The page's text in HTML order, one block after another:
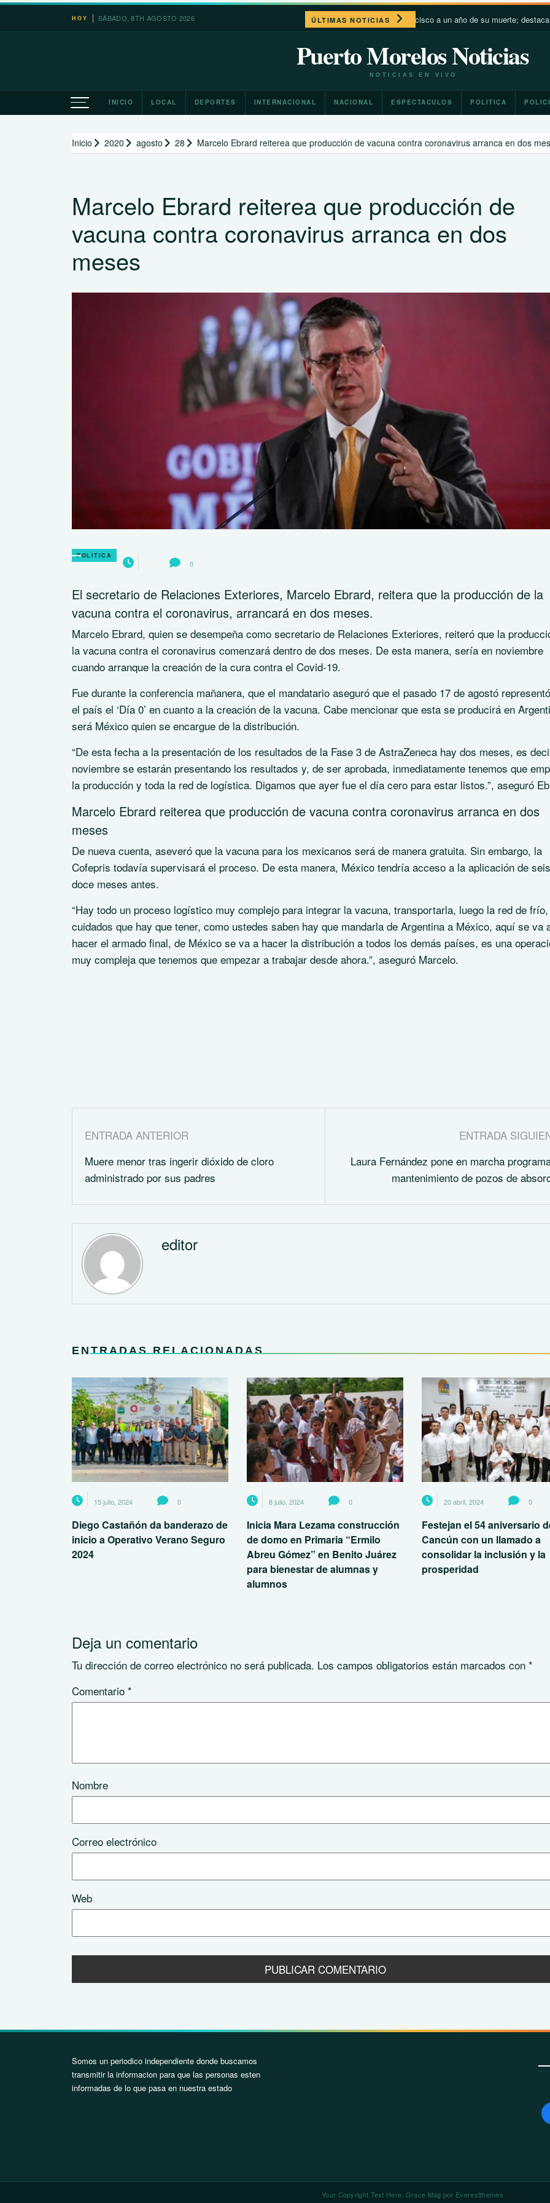
Saltar
HOY SÁBADO, 8TH AGOSTO 2026 ÚLTIMAS NOTICIAS
León XIV recuerda a Francisco a un año de su muerte; destaca su
Puerto Morelos Noticias
NOTICIAS EN VIVO
INICIO LOCAL DEPORTES INTERNACIONAL NACIONAL ESPECTACULOS POLITICA
Inicio 2020 agosto 28 Marcelo Ebrard reiterea que producción de vacuna contra coronavirus arranca en dos
Marcelo Ebrard reiterea que producción de
vacuna contra coronavirus arranca en dos
meses
POLITICA
0
El secretario de Relaciones Exteriores, Marcelo Ebrard, reitera que la producción de la
vacuna contra el coronavirus, arrancará en dos meses.
Marcelo Ebrard, quien se desempeña como secretario de Relaciones Exteriores, reiteró que la
la vacuna contra el coronavirus comenzará dentro de dos meses. De esta manera, sería en noviembre
cuando arranque la creación de la cura contra el Covid-19.
Fue durante la conferencia mañanera, que el mandatario aseguró que el pasado 17 de agostó
el país el ‘Día 0’ en cuanto a la creación de la vacuna. Cabe mencionar que esta se producirá en
será México quien se encargue de la distribución.
“De esta fecha a la presentación de los resultados de la Fase 3 de AstraZeneca hay dos meses, es
noviembre se estarán presentando los resultados y, de ser aprobada, inmediatamente tenemos que
la producción y toda la red de logística. Digamos que ayer fue el día cero para estar listos.”, aseguró
Marcelo Ebrard reiterea que producción de vacuna contra coronavirus arranca en dos
meses
De nueva cuenta, aseveró que la vacuna para los mexicanos será de manera gratuita. Sin embargo, la
Cofepris todavía supervisará el proceso. De esta manera, México tendría acceso a la aplicación de
doce meses antes.
“Hay todo un proceso logístico muy complejo para integrar la vacuna, transportarla, luego la red de
cuidados que hay que tener, como ustedes saben hay que mandarla de Argentina a México, aquí se va
hacer el armado final, de México se va a hacer la distribución a todos los demás países, es una
muy compleja que tenemos que empezar a trabajar desde ahora.”, aseguró Marcelo.
ENTRADA ANTERIOR
Muere menor tras ingerir dióxido de cloro
administrado por sus padres
ENTRADA
Laura Fernández pone en marcha
mantenimiento de pozos de
editor
ENTRADAS RELACIONADAS
15 julio, 2024 0
Diego Castañón da banderazo de
inicio a Operativo Verano Seguro
2024
8 julio, 2024 0
Inicia Mara Lezama construcción
de domo en Primaria “Ermilo
Abreu Gómez” en Benito Juárez
para bienestar de alumnas y
alumnos
20 abril, 2024 0
Festejan el 54 aniversario
Cancún con un llamado a
consolidar la inclusión y la
prosperidad
Deja un comentario
Tu dirección de correo electrónico no será publicada. Los campos obligatorios están marcados con *
Comentario *
Nombre
Correo electrónico
Web
Somos un periodico independiente donde buscamos
transmitir la informacion para que las personas esten
informadas de lo que pasa en nuestra estado
Your Copyright Text Here. Grace Mag por Everestthemes